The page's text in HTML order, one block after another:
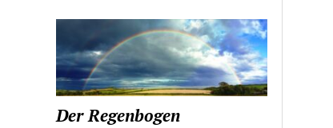
Der Regenbogen